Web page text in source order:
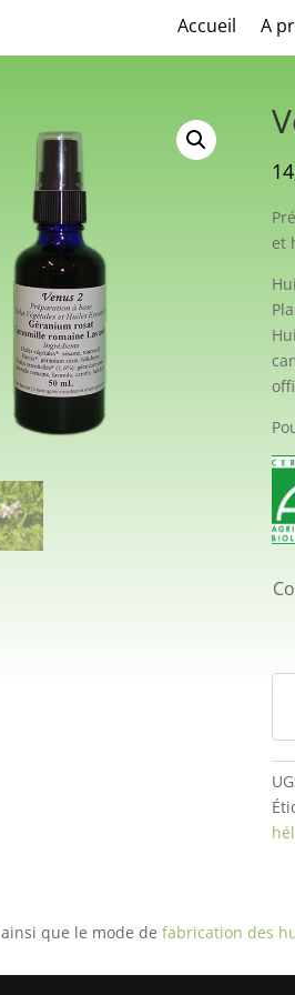
Accueil A
et
2
ainsi que le mode defabrication des